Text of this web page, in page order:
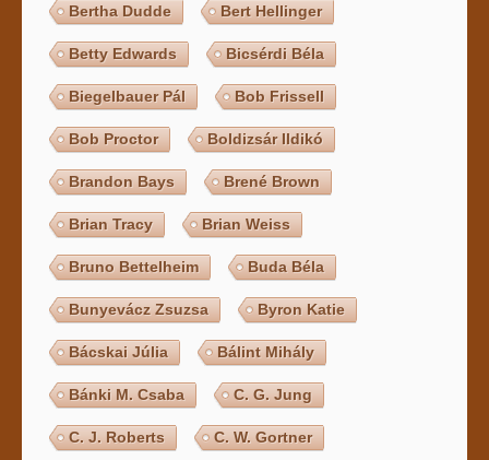
Bertha Dudde Bert Hellinger
Betty Edwards Bicsérdi Béla
Biegelbauer Pál Bob Frissell
Bob Proctor Boldizsár Ildikó
Brandon Bays Brené Brown
Brian Tracy Brian Weiss
Bruno Bettelheim Buda Béla
Bunyevácz Zsuzsa Byron Katie
Bácskai Júlia Bálint Mihály
Bánki M. Csaba C. G. Jung
C. J. Roberts C. W. Gortner